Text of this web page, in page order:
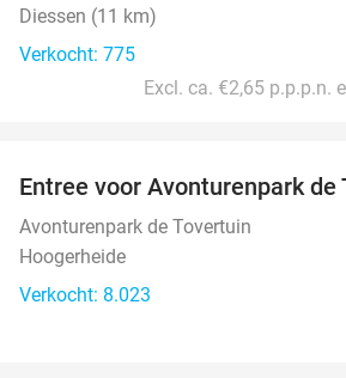
Diessen (11 km)
Verkocht: 775
Excl. ca. €2,65 p.p.p.n.
Entree voor Avonturenpark de
Avonturenpark de Tovertuin
Hoogerheide
Verkocht: 8.023